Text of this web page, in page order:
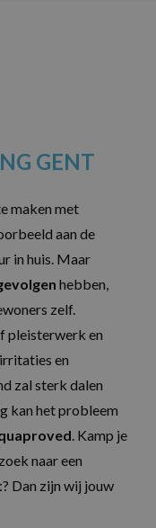
GENT
maken met
aan de
in huis. Maar
hebben,
zelf.
pleisterwerk en
en
zal sterk dalen
kan het probleem
. Kamp je
naar een
? Dan zijn wij jouw